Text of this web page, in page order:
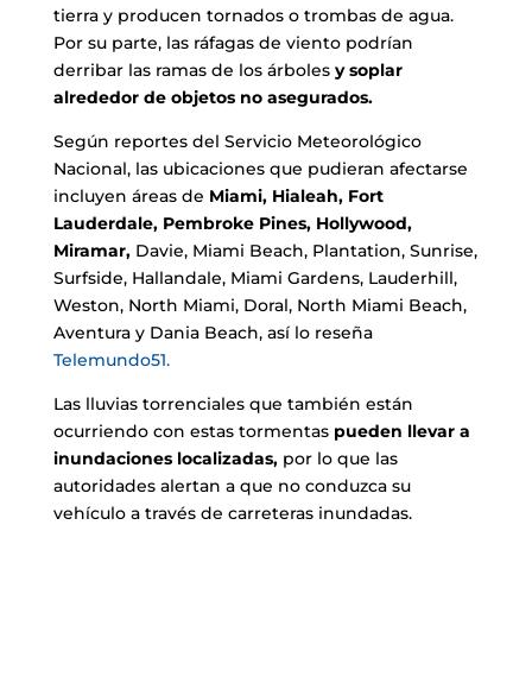
tierra y producen tornados o trombas de agua.
Por su parte, las ráfagas de viento podrían
derribar las ramas de los árbolesy soplar
alrededor de objetos no asegurados.
Según reportes del Servicio Meteorológico
Nacional, las ubicaciones que pudieran afectarse
incluyen áreas de Miami, Hialeah, Fort
Lauderdale, Pembroke Pines, Hollywood,
Miramar,Davie, Miami Beach, Plantation, Sunrise,
Surfside, Hallandale, Miami Gardens, Lauderhill,
Weston, North Miami, Doral, North Miami Beach,
Aventura y Dania Beach, así lo reseña
Telemundo51.
Las lluvias torrenciales que también están
ocurriendo con estas tormentas pueden llevar a
inundaciones localizadas,por lo que las
autoridades alertan a que no conduzca su
vehículo a través de carreteras inundadas.